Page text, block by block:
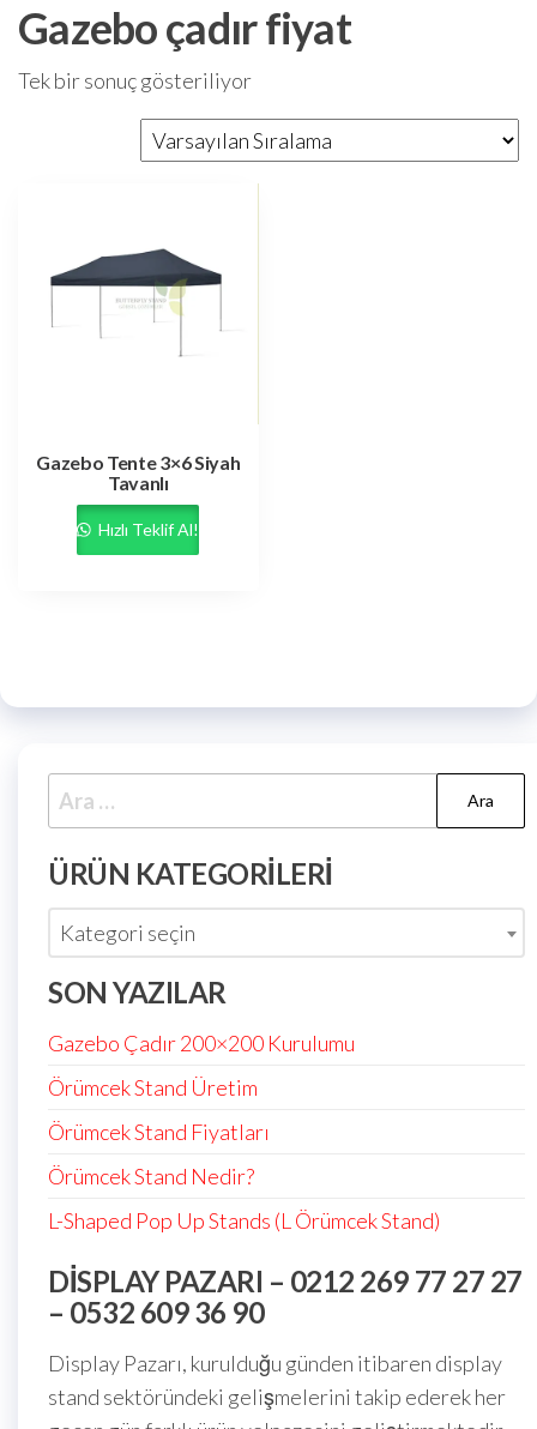
Gazebo çadır fiyat
Tek bir sonuç gösteriliyor
Gazebo Tente 3×6 Siyah
Tavanlı
Hızlı Teklif Al!
ÜRÜN KATEGORILERI
Kategori seçin
SON YAZILAR
Gazebo Çadır 200×200 Kurulumu
Örümcek Stand Üretim
Örümcek Stand Fiyatları
Örümcek Stand Nedir?
L-Shaped Pop Up Stands (L Örümcek Stand)
DISPLAY PAZARI – 0212 269 77 27 27
– 0532 609 36 90
Display Pazarı, kurulduğu günden itibaren display
stand sektöründeki gelişmelerini takip ederek her